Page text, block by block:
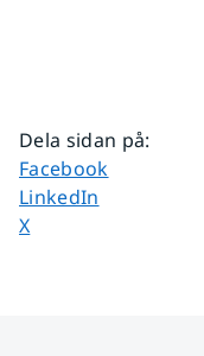
Dela sidan på:
Dela sidan på
Facebook
Dela sidan på
LinkedIn
Dela sidan på
X